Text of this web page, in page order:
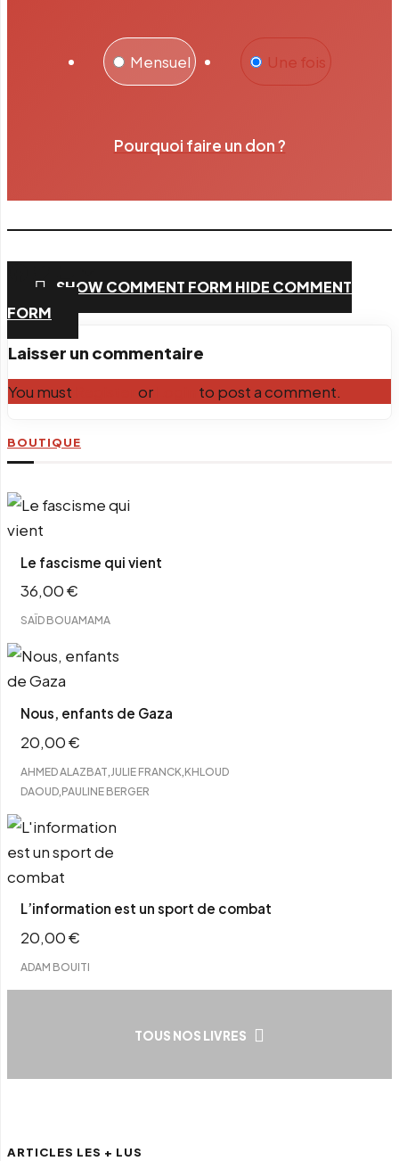
Une fois
Mensuel
Pourquoi faire un don ?
SHOW COMMENT FORM HIDE COMMENT
FORM
Laisser un commentaire
You must or to post a comment.
BOUTIQUE
Le fascisme qui vient
36,00€
SAÏD BOUAMAMA
Nous, enfants de Gaza
20,00€
AHMED ALAZBAT JULIE FRANCK KHLOUD
DAOUD PAULINE BERGER
L’information est un sport de combat
20,00€
ADAM BOUITI
TOUS NOS LIVRES
ARTICLES LES + LUS